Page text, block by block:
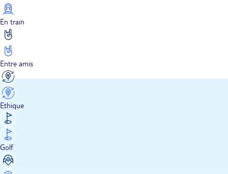
En train
Entre amis
Ethique
Golf